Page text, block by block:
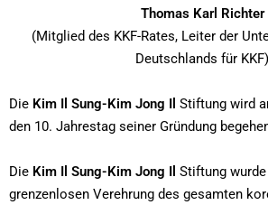
Thomas Karl Richter
(Mitglied des KKF-Rates, Leiter der
Deutschlands für KKF)
Die Kim Il Sung-Kim Jong Il Stiftung wird
den 10. Jahrestag seiner Gründung
Die Kim Il Sung-Kim Jong Il Stiftung
grenzenlosen Verehrung des gesamten